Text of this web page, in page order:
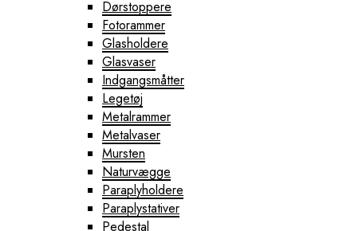
Dørstoppere
Fotorammer
Glasholdere
Glasvaser
Indgangsmåtter
Legetøj
Metalrammer
Metalvaser
Mursten
Naturvægge
Paraplyholdere
Paraplystativer
Pedestal